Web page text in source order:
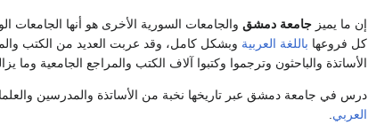
إن ما يميز جامعة دمشق والجامعات السورية الأخرى هو أنها
كل فروعها باللغة العربية وبشكل كامل، وقد عربت العديد من الكتب
الأساتذة والباحثون وترجموا وكتبوا آلاف الكتب والمراجع الجامعية وما
درس في جامعة دمشق عبر تاريخها نخبة من الأساتذة والمدرسين
العربي